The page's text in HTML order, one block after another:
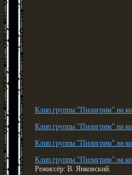
Клип группы "Пилигрим" на
Клип группы "Пилигрим" на
Клип группы "Пилигрим" на
Клип группы "Пилигрим" на
Режиссёр: В. Янковский.